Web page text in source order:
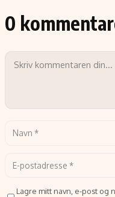
0
Lagre mitt navn, e-post